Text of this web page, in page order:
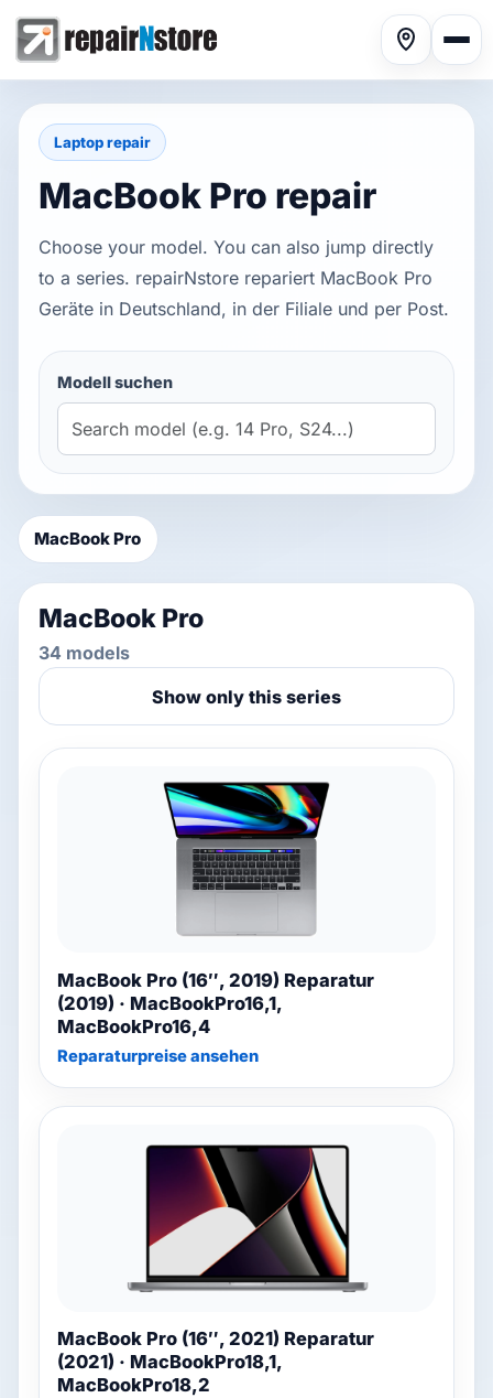
Phone repair
Computer repair
Blog & Ratgeber
Anmelden
FR
Laptop repair
MacBook Pro repair
Choose your model. You can also jump directly
to a series. repairNstore repariert MacBook Pro
Geräte in Deutschland, in der Filiale und per Post.
Modell suchen
MacBook Pro
MacBook Pro
34 models
Show only this series
MacBook Pro (16″, 2019) Reparatur
(2019) · MacBookPro16,1,
MacBookPro16,4
Reparaturpreise ansehen
MacBook Pro (16″, 2021) Reparatur
(2021) · MacBookPro18,1,
MacBookPro18,2